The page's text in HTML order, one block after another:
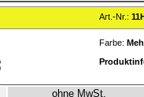
Art.-Nr.:
Farbe:
ohne MwSt.